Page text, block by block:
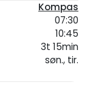
Kompas
07:30
10:45
3t 15min
søn., tir.